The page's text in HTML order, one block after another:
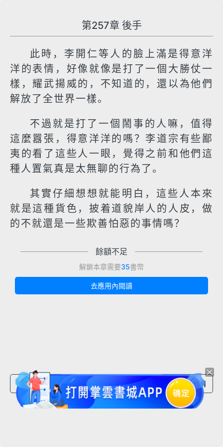
第257章 後手
此時，李開仁等人的臉上滿是得意洋
洋的表情，好像就像是打了一個大勝仗一
樣，耀武揚威的，不知道的，還以為他們
解放了全世界一樣。
不過就是打了一個鬧事的人嘛，值得
這麼囂張，得意洋洋的嗎？李道宗有些鄙
夷的看了這些人一眼，覺得之前和他們這
種人置氣真是太無聊的行為了。
其實仔細想想就能明白，這些人本來
就是這種貨色，披着道貌岸人的人皮，做
的不就還是一些欺善怕惡的事情嗎？
餘額不足
解鎖本章需要35書幣
去應用內閱讀
上一章節 下一章節